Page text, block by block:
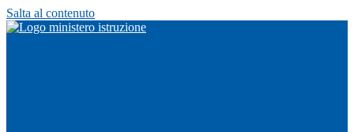
Salta al contenuto